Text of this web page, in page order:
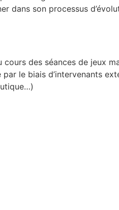
dans son processus
des séances de jeux
le biais d’intervenants